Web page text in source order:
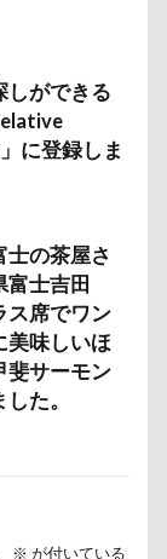
しができる
に登録しま
士の茶屋さ
富士吉田
ス席でワン
美味しいほ
斐サーモン
た。
※ が付いている